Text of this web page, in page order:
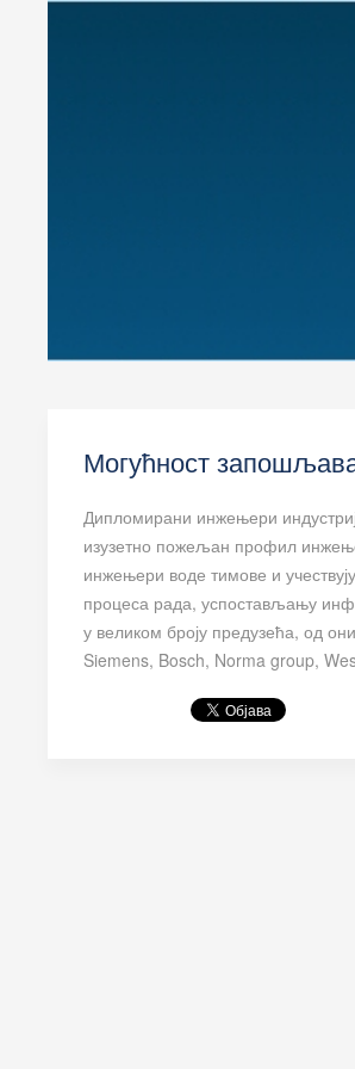
Могућност
Дипломирани инжењери
изузетно пожељан профил
инжењери воде тимове и
процеса рада, успостављању
у великом броју предузећа, од
Siemens, Bosch, Norma group,